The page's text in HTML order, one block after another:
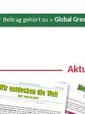
Beitrag gehört zu » Global